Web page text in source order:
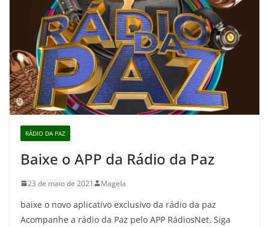
RÁDIO DA PAZ
Baixe o APP da Rádio da Paz
23 de maio de 2021 Magela
baixe o novo aplicativo exclusivo da rádio da paz
Acompanhe a rádio da Paz pelo APP RádiosNet. Siga